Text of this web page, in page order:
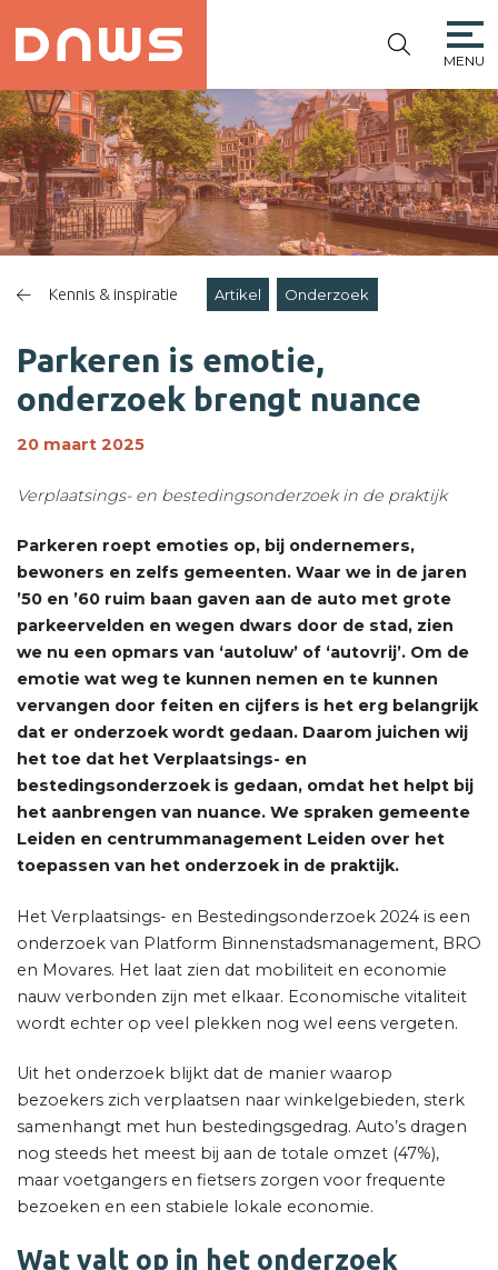
NIEUWE
WINKELSTRAAT
MENU
Kennis & inspiratie Artikel Onderzoek
Parkeren is emotie,
onderzoek brengt nuance
20 maart 2025
Verplaatsings- en bestedingsonderzoek in de praktijk
Parkeren roept emoties op, bij ondernemers,
bewoners en zelfs gemeenten. Waar we in de jaren
’50 en ’60 ruim baan gaven aan de auto met grote
parkeervelden en wegen dwars door de stad, zien
we nu een opmars van ‘autoluw’ of ‘autovrij’. Om de
emotie wat weg te kunnen nemen en te kunnen
vervangen door feiten en cijfers is het erg belangrijk
dat er onderzoek wordt gedaan. Daarom juichen wij
het toe dat het Verplaatsings- en
bestedingsonderzoek is gedaan, omdat het helpt bij
het aanbrengen van nuance. We spraken gemeente
Leiden en centrummanagement Leiden over het
toepassen van het onderzoek in de praktijk.
Het Verplaatsings- en Bestedingsonderzoek 2024 is een
onderzoek van Platform Binnenstadsmanagement, BRO
en Movares. Het laat zien dat mobiliteit en economie
nauw verbonden zijn met elkaar. Economische vitaliteit
wordt echter op veel plekken nog wel eens vergeten.
Uit het onderzoek blijkt dat de manier waarop
bezoekers zich verplaatsen naar winkelgebieden, sterk
samenhangt met hun bestedingsgedrag. Auto’s dragen
nog steeds het meest bij aan de totale omzet (47%),
maar voetgangers en fietsers zorgen voor frequente
bezoeken en een stabiele lokale economie.
Wat valt op in het onderzoek